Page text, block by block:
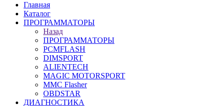
Главная
Каталог
ПРОГРАММАТОРЫ
Назад
ПРОГРАММАТОРЫ
PCMFLASH
DIMSPORT
ALIENTECH
MAGIC MOTORSPORT
MMC Flasher
OBDSTAR
ДИАГНОСТИКА